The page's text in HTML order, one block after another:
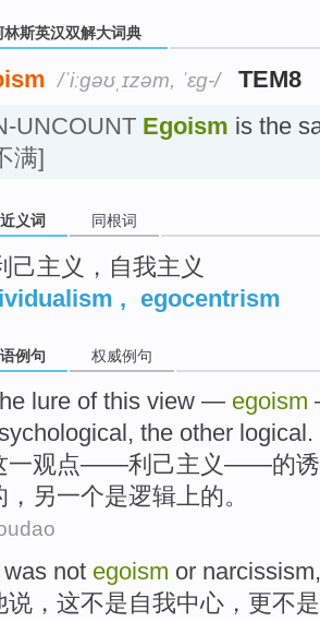
林斯英汉双解大词典
/ˈiːɡəʊˌɪzəm, ˈɛg-/ TEM8
UNCOUNT Egoism is the
满]
义词 同根词
己主义，自我主义
, egocentrism
例句 权威例句
lure of this view — egoism
, the other logical .
一观点——利己主义——的
另一个是逻辑上的。
was not egoism or narcissism
说， 这不是 自我中心 ，更不是